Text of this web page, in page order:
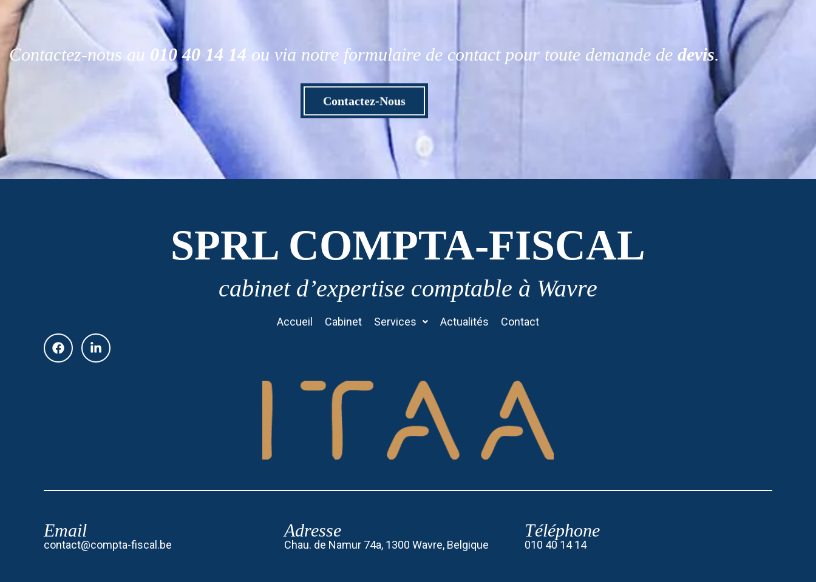
Contactez-nous au 010 40 14 14 ou via notre formulaire de contact pour toute demande de devis.
Contactez-Nous
SPRL COMPTA-FISCAL
cabinet d’expertise comptable à Wavre
Accueil Cabinet Services Actualités Contact
Email
contact@compta-fiscal.be
Adresse
Chau. de Namur 74a, 1300 Wavre, Belgique
Téléphone
010 40 14 14